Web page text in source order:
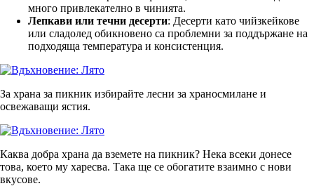
много привлекателно в чинията.
Лепкави или течни десерти: Десерти като чийзкейкове
или сладолед обикновено са проблемни за поддържане на
подходяща температура и консистенция.
За храна за пикник избирайте лесни за храносмилане и
освежаващи ястия.
Каква добра храна да вземете на пикник? Нека всеки донесе
това, което му харесва. Така ще се обогатите взаимно с нови
вкусове.